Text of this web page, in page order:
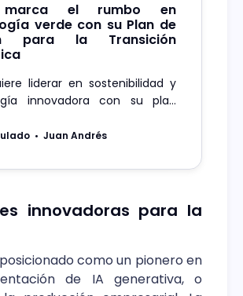
el rumbo en
verde con su Plan de
para la Transición
liderar en sostenibilidad y
innovadora con su plan
Juan Andrés
innovadoras para la
como un pionero en
de IA generativa, o